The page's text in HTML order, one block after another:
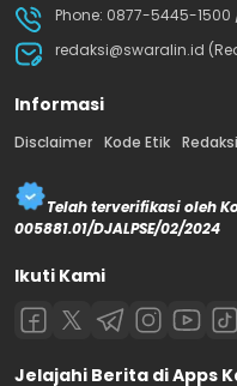
Phone: 0877-5445-
redaksi@swaralin.id
Informasi
Disclaimer Kode Etik Redaksi
Telah terverifikasi oleh
005881.01/DJALPSE/02/2024
Ikuti Kami
Jelajahi Berita di Apps